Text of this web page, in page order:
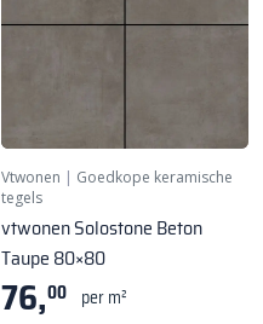
Vtwonen | Goedkope keramische
tegels
vtwonen Solostone Beton
Taupe 80×80
76,00 per m²